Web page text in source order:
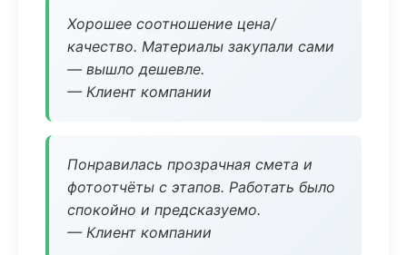
Хорошее соотношение цена/
качество. Материалы закупали сами
— вышло дешевле.
— Клиент компании
Понравилась прозрачная смета и
фотоотчёты с этапов. Работать было
спокойно и предсказуемо.
— Клиент компании